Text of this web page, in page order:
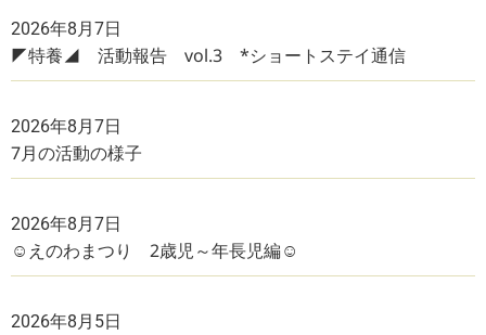
2026年8月7日
◤特養◢ 活動報告 vol.3 *ショートステイ通信
2026年8月7日
7月の活動の様子
2026年8月7日
☺えのわまつり 2歳児～年長児編☺
2026年8月5日